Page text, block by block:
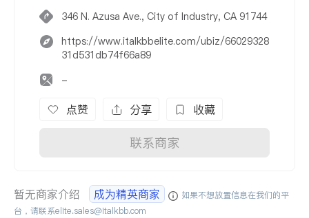
346 N. Azusa Ave., City of Industry, CA 91744
https://www.italkbbelite.com/ubiz/66029328
31d531db74f66a89
-
点赞 分享 收藏
联系商家
暂无商家介绍 成为精英商家
如果不想放置信息在我们的平
台，请联系elite.sales@italkbb.com